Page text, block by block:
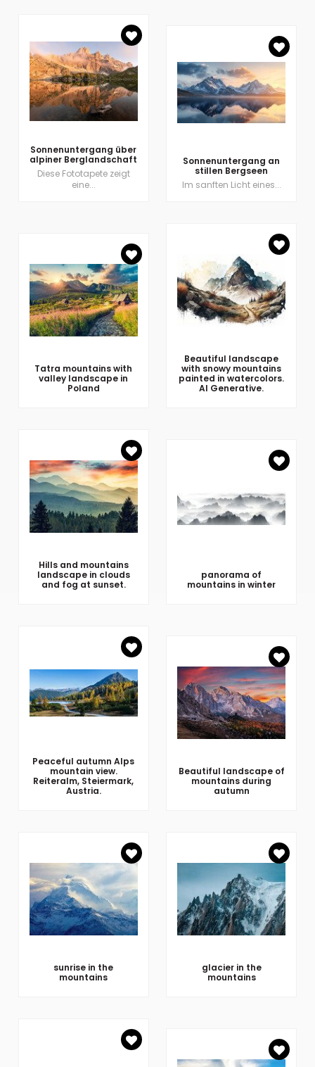
Sonnenuntergang über
alpiner Berglandschaft
Diese Fototapete zeigt
eine...
Sonnenuntergang an
stillen Bergseen
Im sanften Licht eines...
Tatra mountains with
valley landscape in
Poland
Beautiful landscape
with snowy mountains
painted in watercolors.
AI Generative.
Hills and mountains
landscape in clouds
and fog at sunset.
panorama of
mountains in winter
Peaceful autumn Alps
mountain view.
Reiteralm, Steiermark,
Austria.
Beautiful landscape of
mountains during
autumn
sunrise in the
mountains
glacier in the
mountains